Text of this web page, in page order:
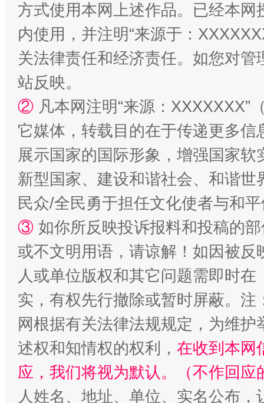
站台名比不上好声名
漫山遍野的桃花与雪山、麦地、白藏房 除
方式使用本网上述作品。已经本
内使用，并注明“来源于：
关法律责任和经济责任。如您对
站反映。
② 凡本网注明“来源：
它媒体，转载目的在于传递更多
展示国家的国际形象，增强国家
新型国家、建设和谐社会、和谐
民众/全民勇于担任文化使者与和
③ 如你所反映投诉报料和投稿的
或不文明用语，请谅解！如因被
人或单位版权和其它问题需即时在
实，有权先行撤除或暂时屏蔽。
网根据有关法律法规规定，为维
述权和知情权的权利， 在收到本网
应，我们将视为默认。（不作回应
人姓名、地址、单位、实名公布